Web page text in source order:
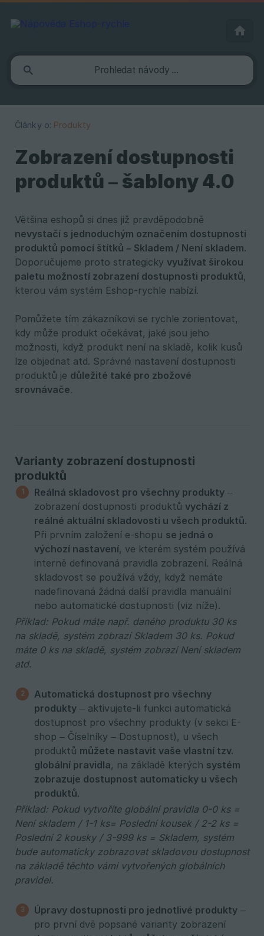
Články o: Produkty
Zobrazení dostupnosti
produktů – šablony 4.0
Většina eshopů si dnes již pravděpodobně
nevystačí s jednoduchým označením dostupnosti
produktů pomocí štítků – Skladem / Není skladem.
Doporučujeme proto strategicky využívat širokou
paletu možností zobrazení dostupnosti produktů,
kterou vám systém Eshop-rychle nabízí.
Pomůžete tím zákazníkovi se rychle zorientovat,
kdy může produkt očekávat, jaké jsou jeho
možnosti, když produkt není na skladě, kolik kusů
lze objednat atd. Správné nastavení dostupnosti
produktů je důležité také pro zbožové
srovnávače.
Varianty zobrazení dostupnosti
produktů
Reálná skladovost pro všechny produkty –
zobrazení dostupnosti produktů vychází z
reálné aktuální skladovosti u všech produktů.
Při prvním založení e-shopu se jedná o
výchozí nastavení, ve kterém systém používá
interně definovaná pravidla zobrazení. Reálná
skladovost se používá vždy, když nemáte
nadefinovaná žádná další pravidla manuální
nebo automatické dostupnosti (viz níže).
Příklad: Pokud máte např. daného produktu 30 ks
na skladě, systém zobrazí Skladem 30 ks. Pokud
máte 0 ks na skladě, systém zobrazí Není skladem
atd.
Automatická dostupnost pro všechny
produkty – aktivujete-li funkci automatická
dostupnost pro všechny produkty (v sekci E-
shop – Číselníky – Dostupnost), u všech
produktů můžete nastavit vaše vlastní tzv.
globální pravidla, na základě kterých systém
zobrazuje dostupnost automaticky u všech
produktů.
Příklad: Pokud vytvoříte globální pravidla 0-0 ks =
Není skladem / 1-1 ks= Poslední kousek / 2-2 ks =
Poslední 2 kousky / 3-999 ks = Skladem, systém
bude automaticky zobrazovat skladovou dostupnost
na základě těchto vámi vytvořených globálních
pravidel.
Úpravy dostupnosti pro jednotlivé produkty –
pro první dvě popsané varianty zobrazení